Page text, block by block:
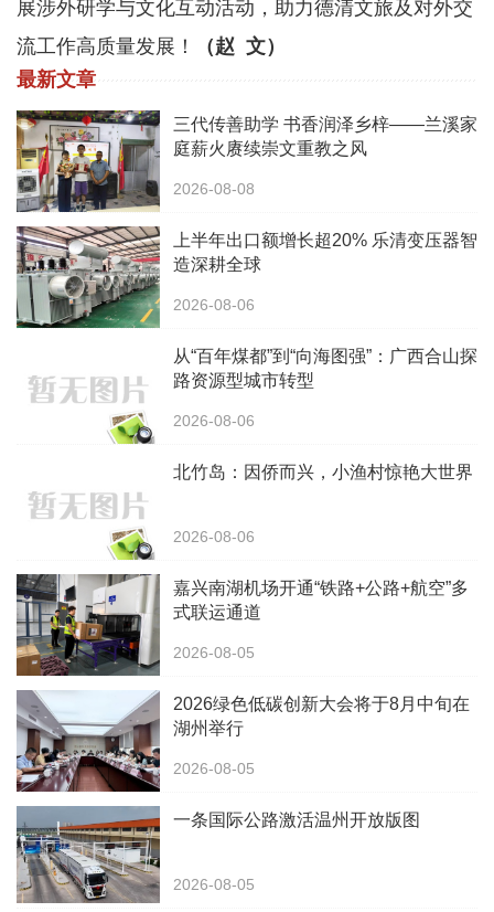
展涉外研学与文化互动活动，助力德清文旅及对外交
流工作高质量发展！
（赵 文）
最新文章
三代传善助学 书香润泽乡梓——兰溪家
庭薪火赓续崇文重教之风
2026-08-08
上半年出口额增长超20% 乐清变压器智
造深耕全球
2026-08-06
从“百年煤都”到“向海图强”：广西合山探
路资源型城市转型
2026-08-06
北竹岛：因侨而兴，小渔村惊艳大世界
2026-08-06
嘉兴南湖机场开通“铁路+公路+航空”多
式联运通道
2026-08-05
2026绿色低碳创新大会将于8月中旬在
湖州举行
2026-08-05
一条国际公路激活温州开放版图
2026-08-05